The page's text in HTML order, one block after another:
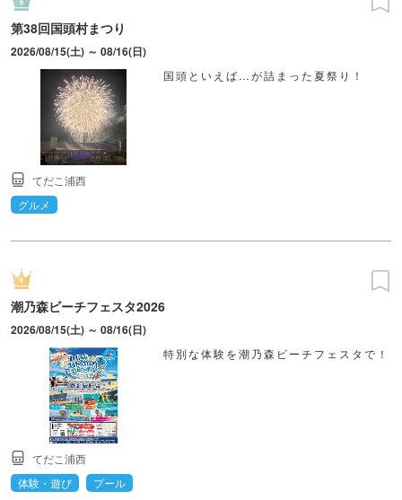
第38回国頭村まつり
2026/08/15(土) ～ 08/16(日)
国頭といえば…が詰まった夏祭り！
てだこ浦西
グルメ
潮乃森ビーチフェスタ2026
2026/08/15(土) ～ 08/16(日)
特別な体験を潮乃森ビーチフェスタで！
てだこ浦西
体験・遊び
プール